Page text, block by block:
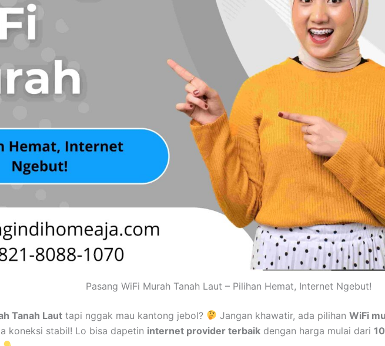
Pasang WiFi Murah Tanah Laut – Pilihan Hemat, Internet Ngebut!
Tanah Laut tapi nggak mau kantong jebol? Jangan khawatir, ada pilihanWiFi
koneksi stabil! Lo bisa dapetin internet provider terbaik dengan harga mulai dari